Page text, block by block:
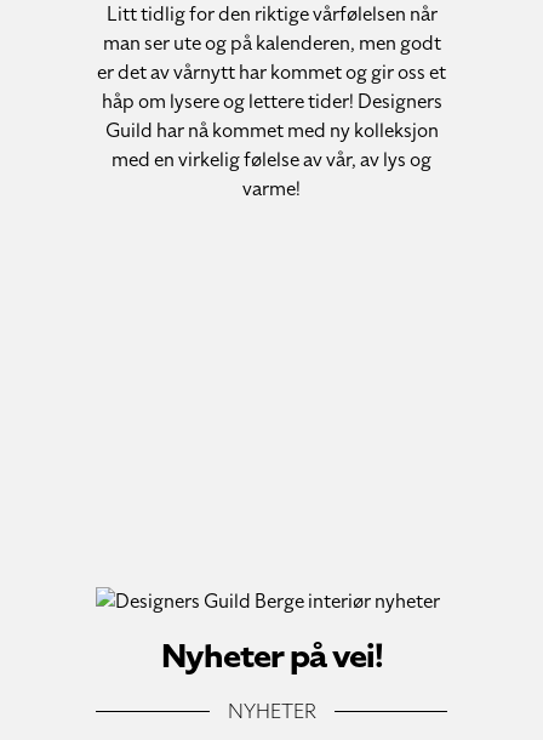
Litt tidlig for den riktige vårfølelsen når
man ser ute og på kalenderen, men godt
er det av vårnytt har kommet og gir oss et
håp om lysere og lettere tider! Designers
Guild har nå kommet med ny kolleksjon
med en virkelig følelse av vår, av lys og
varme!
Nyheter på vei!
NYHETER